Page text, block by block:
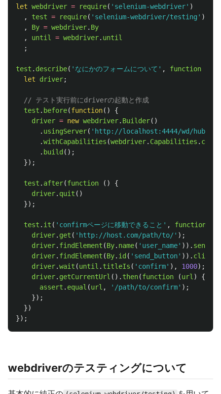
let webdriver = require( ' selenium-webdriver' )
,
test = require( ' selenium-webdriver/testing ' )
,
By = webdriver. By
,
until = webdriver. until
;
test . describe( ' なにかのフォームについて ' , function
let
driver;
// テスト実行前にdriverの起動と作成
test . before(function()
{
driver = new webdriver. Builder()
. usingServer( ' http://localhost:4444/wd/hub
.withCapabilities (webdriver. Capabilities .
. build ();
});
test . after(function ()
{
driver. quit ()
});
test . it ( ' confirmページに移動できること ' , function
driver. get ( ' http://host.com/path/to/' );
driver. findElement (By. name( ' user_name' )).
driver. findElement (By. id ( ' send_button' )). click
driver.wait (until . titleIs ( ' confirm' ), 1000);
driver. getCurrentUrl (). then(function (url )
{
assert . equal (url , ' /path/to/confirm' );
});
})
});
webdriverのテスティングについて